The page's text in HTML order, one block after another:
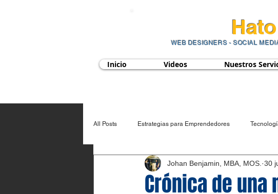
Inicio Videos Nuestros
WEB DESIGNERS - SOCIAL ME
All Posts Estrategias para Emprendedores
Economía y Finanzas a emprendedores
Crónica de
Johan Benjamin, MBA, MOS. 30